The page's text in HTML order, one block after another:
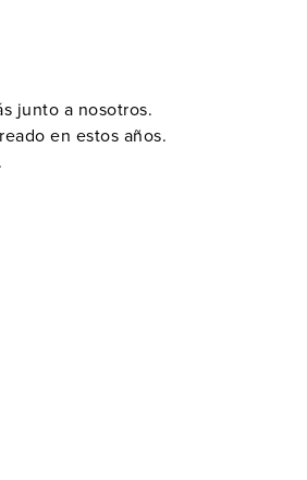
junto a nosotros.
en estos años.